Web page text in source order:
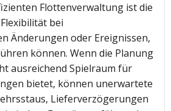
Flottenverwaltung ist die
bei
Änderungen oder Ereignissen,
können. Wenn die Planung
ausreichend Spielraum für
bietet, können unerwartete
Lieferverzögerungen